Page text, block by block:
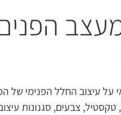
עיצוב החלל הפנימי של
טקסטיל, צבעים, סגנונות